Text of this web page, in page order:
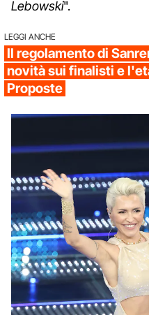
Lebowski".
LEGGI ANCHE
Il regolamento di
novità sui finalisti e
Proposte